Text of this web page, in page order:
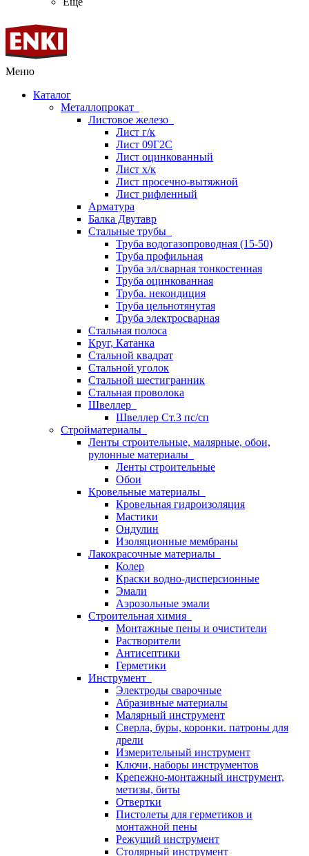
Меню
Каталог
Металлопрокат
Листовое железо
Лист г/к
Лист 09Г2С
Лист оцинкованный
Лист х/к
Лист просечно-вытяжной
Лист рифленный
Арматура
Балка Двутавр
Стальные трубы
Труба водогазопроводная (15-50)
Труба профильная
Труба эл/сварная тонкостенная
Труба оцинкованная
Труба. некондиция
Труба цельнотянутая
Труба электросварная
Стальная полоса
Круг, Катанка
Стальной квадрат
Стальной уголок
Стальной шестигранник
Стальная проволока
Швеллер
Швеллер Ст.3 пс/сп
Стройматериалы
Ленты строительные, малярные, обои,
рулонные материалы
Ленты строительные
Обои
Кровельные материалы
Кровельная гидроизоляция
Мастики
Ондулин
Изоляционные мембраны
Лакокрасочные материалы
Колер
Краски водно-дисперсионные
Эмали
Аэрозольные эмали
Строительная химия
Монтажные пены и очистители
Растворители
Антисептики
Герметики
Инструмент
Электроды сварочные
Абразивные материалы
Малярный инструмент
Сверла, буры, коронки. патроны для
дрели
Измерительный инструмент
Ключи, наборы инструментов
Крепежно-монтажный инструмент,
метизы, биты
Отвертки
Пистолеты для герметиков и
монтажной пены
Режущий инструмент
Столярный инструмент